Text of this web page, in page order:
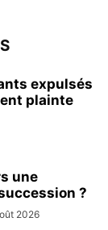
expulsés
plainte
une
?
2026